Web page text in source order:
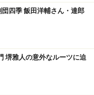
林隆、浅利陽介、入江
四季 飯田洋輔さん・達郎
堺雅人の意外なルーツに迫